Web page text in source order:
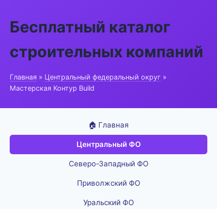
Бесплатный каталог
строительных компаний
Главная » Центральный федеральный округ »
Мастерская Контур Build
🏠 Главная
Центральный ФО
Северо-Западный ФО
Приволжский ФО
Уральский ФО